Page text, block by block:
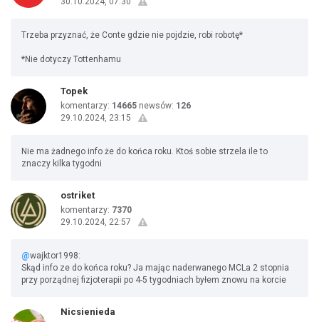
Trzeba przyznać, że Conte gdzie nie pojdzie, robi robotę*
*Nie dotyczy Tottenhamu
Topek
komentarzy: 14665 newsów: 126
29.10.2024, 23:15
Nie ma żadnego info że do końca roku. Ktoś sobie strzela ile to
znaczy kilka tygodni
ostriket
komentarzy: 7370
29.10.2024, 22:57
@wajktor1998:
Skąd info ze do końca roku? Ja mając naderwanego MCLa 2 stopnia
przy porządnej fizjoterapii po 4-5 tygodniach byłem znowu na korcie
Nicsienieda